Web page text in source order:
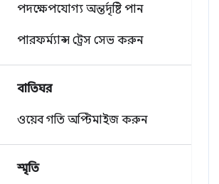
পদক্ষেপযোগ্য অন্তর্দৃষ্টি পান
পারফর্ম্যান্স ট্রেস সেভ করুন
বাতিঘর
ওয়েব গতি অপ্টিমাইজ করুন
স্মৃতি